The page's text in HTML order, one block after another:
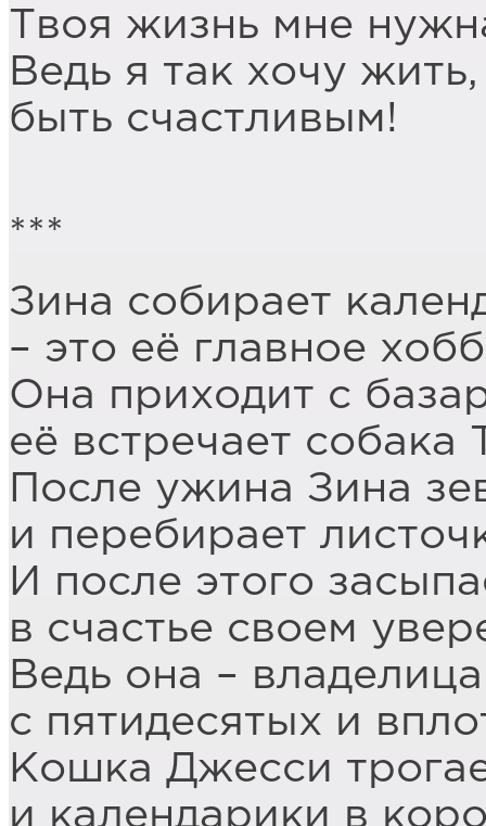
Твоя жизнь мне
Ведь я так хочу
быть счастливым!
***
Зина собирает
– это её главное
Она приходит с
её встречает собака
После ужина Зина
и перебирает
И после этого
в счастье своем
Ведь она –
с пятидесятых и
Кошка Джесси
и календарики в